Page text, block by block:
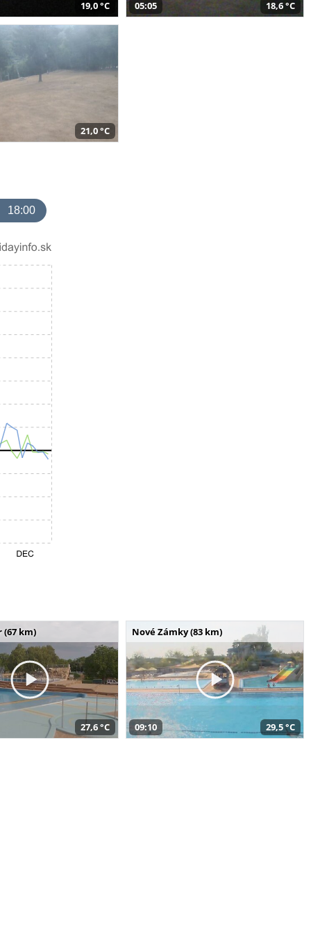
19,0 °C 05:05 18,6 °C
21,0 °C
18:00
(67 km)
27,6 °C
Nové Zámky (83 km)
09:10 29,5 °C